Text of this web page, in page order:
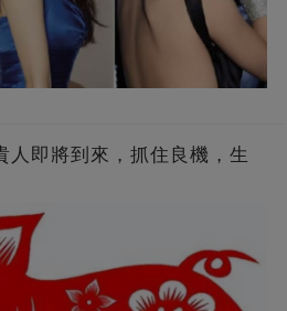
人即將到來，抓住良機，生